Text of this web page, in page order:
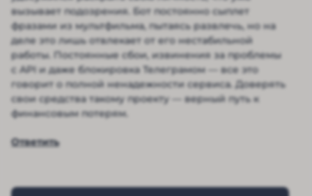
вызывает подозрения. Бот постоянно сыплет
фразами из мультфильма, пытаясь развлечь, но на
деле это лишь отвлекает от его нестабильной
работы. Постоянные сбои, извинения за проблемы
с API и даже блокировка Телеграмом — все это
говорит о полной ненадежности сервиса. Доверять
свои средства такому проекту — верный путь к
финансовым потерям.
Ответить